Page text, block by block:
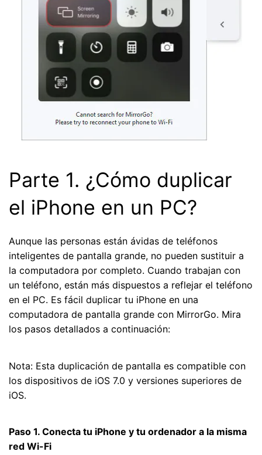
Parte 1. ¿Cómo duplicar
el iPhone en un PC?
Aunque las personas están ávidas de teléfonos
inteligentes de pantalla grande, no pueden sustituir a
la computadora por completo. Cuando trabajan con
un teléfono, están más dispuestos a reflejar el teléfono
en el PC. Es fácil duplicar tu iPhone en una
computadora de pantalla grande con MirrorGo. Mira
los pasos detallados a continuación:
Nota: Esta duplicación de pantalla es compatible con
los dispositivos de iOS 7.0 y versiones superiores de
iOS.
Paso 1. Conecta tu iPhone y tu ordenador a la misma
red Wi-Fi